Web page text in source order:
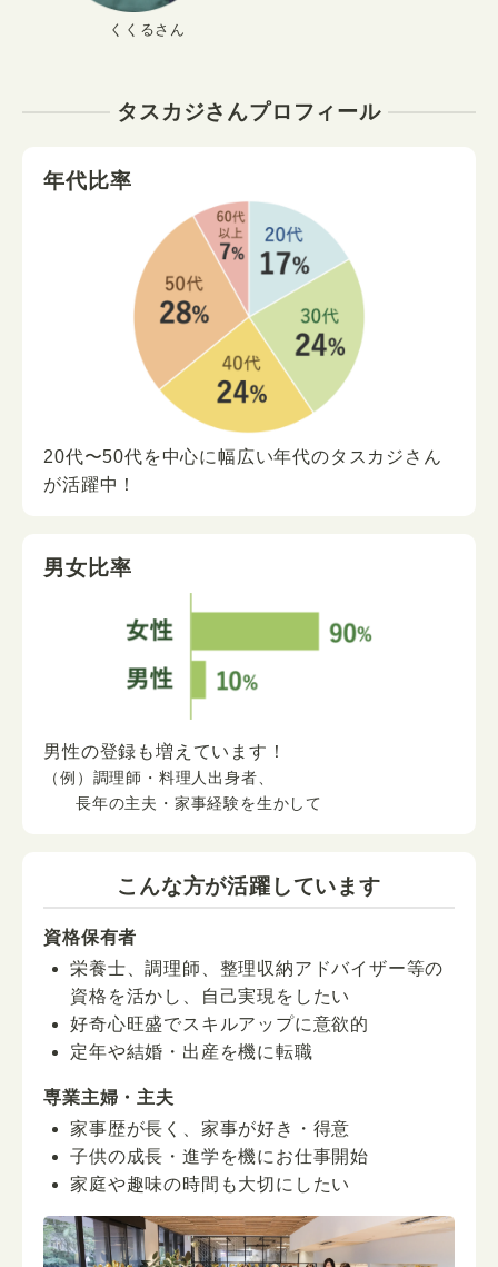
くくるさん
タスカジさんプロフィール
年代比率
20代〜50代を中心に幅広い年代のタスカジさん
が活躍中！
男女比率
男性の登録も増えています！
（例）調理師・料理人出身者、
長年の主夫・家事経験を生かして
こんな方が活躍しています
資格保有者
栄養士、調理師、整理収納アドバイザー等の
資格を活かし、自己実現をしたい
好奇心旺盛でスキルアップに意欲的
定年や結婚・出産を機に転職
専業主婦・主夫
家事歴が長く、家事が好き・得意
子供の成長・進学を機にお仕事開始
家庭や趣味の時間も大切にしたい